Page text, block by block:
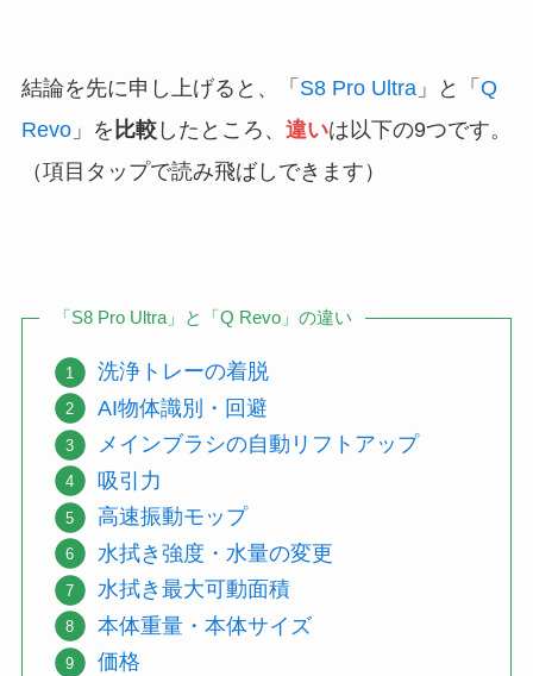
結論を先に申し上げると、「 S8 Pro Ultra」と「 Q
Revo」を 比較したところ、 違いは以下の9つです。
（項目タップで読み飛ばしできます）
「S8 Pro Ultra」と「Q Revo」の違い
洗浄トレーの着脱
AI物体識別・回避
メインブラシの自動リフトアップ
吸引力
高速振動モップ
水拭き強度・水量の変更
水拭き最大可動面積
本体重量・本体サイズ
価格